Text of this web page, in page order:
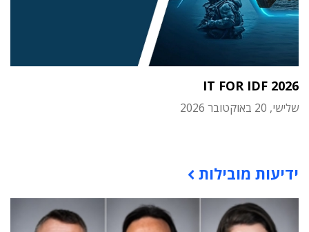
IT FOR IDF 2026
שלישי, 20 באוקטובר 2026
ידיעות מובילות